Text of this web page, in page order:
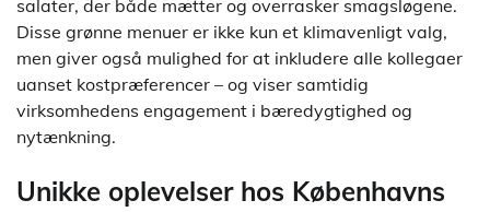
salater, der både mætter og overrasker smagsløgene.
Disse grønne menuer er ikke kun et klimavenligt valg,
men giver også mulighed for at inkludere alle kollegaer
uanset kostpræferencer – og viser samtidig
virksomhedens engagement i bæredygtighed og
nytænkning.
Unikke oplevelser hos Københavns